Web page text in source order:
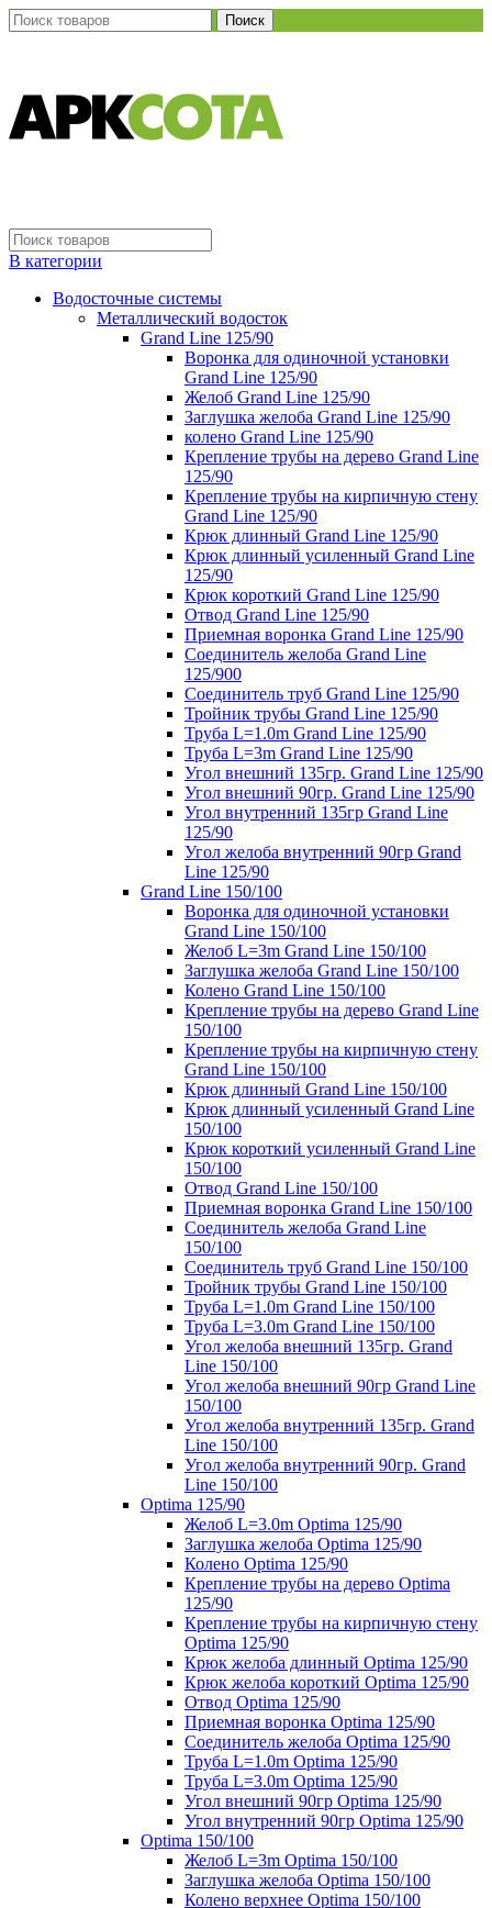
Поиск
В категории
Водосточные системы
Металлический водосток
Grand Line 125/90
Воронка для одиночной установки
Grand Line 125/90
Желоб Grand Line 125/90
Заглушка желоба Grand Line 125/90
колено Grand Line 125/90
Крепление трубы на дерево Grand Line
125/90
Крепление трубы на кирпичную стену
Grand Line 125/90
Крюк длинный Grand Line 125/90
Крюк длинный усиленный Grand Line
125/90
Крюк короткий Grand Line 125/90
Отвод Grand Line 125/90
Приемная воронка Grand Line 125/90
Соединитель желоба Grand Line
125/900
Соединитель труб Grand Line 125/90
Тройник трубы Grand Line 125/90
Труба L=1.0m Grand Line 125/90
Труба L=3m Grand Line 125/90
Угол внешний 135гр. Grand Line 125/90
Угол внешний 90гр. Grand Line 125/90
Угол внутренний 135гр Grand Line
125/90
Угол желоба внутренний 90гр Grand
Line 125/90
Grand Line 150/100
Воронка для одиночной установки
Grand Line 150/100
Желоб L=3m Grand Line 150/100
Заглушка желоба Grand Line 150/100
Колено Grand Line 150/100
Крепление трубы на дерево Grand Line
150/100
Крепление трубы на кирпичную стену
Grand Line 150/100
Крюк длинный Grand Line 150/100
Крюк длинный усиленный Grand Line
150/100
Крюк короткий усиленный Grand Line
150/100
Отвод Grand Line 150/100
Приемная воронка Grand Line 150/100
Соединитель желоба Grand Line
150/100
Соединитель труб Grand Line 150/100
Тройник трубы Grand Line 150/100
Труба L=1.0m Grand Line 150/100
Труба L=3.0m Grand Line 150/100
Угол желоба внешний 135гр. Grand
Line 150/100
Угол желоба внешний 90гр Grand Line
150/100
Угол желоба внутренний 135гр. Grand
Line 150/100
Угол желоба внутренний 90гр. Grand
Line 150/100
Optima 125/90
Желоб L=3.0m Optima 125/90
Заглушка желоба Optima 125/90
Колено Optima 125/90
Крепление трубы на дерево Optima
125/90
Крепление трубы на кирпичную стену
Optima 125/90
Крюк желоба длинный Optima 125/90
Крюк желоба короткий Optima 125/90
Отвод Optima 125/90
Приемная воронка Optima 125/90
Соединитель желоба Optima 125/90
Труба L=1.0m Optima 125/90
Труба L=3.0m Optima 125/90
Угол внешний 90гр Optima 125/90
Угол внутренний 90гр Optima 125/90
Optima 150/100
Желоб L=3m Optima 150/100
Заглушка желоба Optima 150/100
Колено верхнее Optima 150/100